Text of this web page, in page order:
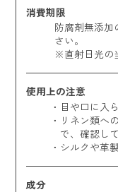
消費期限
防腐剤無添加
さい。
※直射日光の
使用上の注意
目や口に入
リネン類へ
で、確認し
シルクや革
成分